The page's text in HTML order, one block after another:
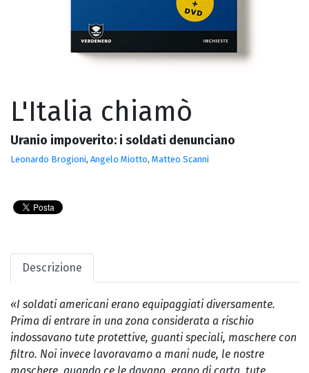
L'Italia chiamò
Uranio impoverito: i soldati denunciano
Leonardo Brogioni, Angelo Miotto, Matteo Scanni
Descrizione
«I soldati americani erano equipaggiati diversamente.
Prima di entrare in una zona considerata a rischio
indossavano tute protettive, guanti speciali, maschere con
filtro. Noi invece lavoravamo a mani nude, le nostre